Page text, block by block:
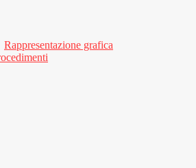
Rappresentazione grafica